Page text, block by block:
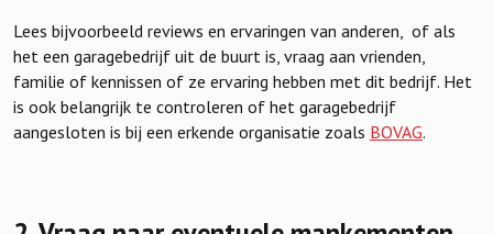
Lees bijvoorbeeld reviews en ervaringen van anderen, of als
het een garagebedrijf uit de buurt is, vraag aan vrienden,
familie of kennissen of ze ervaring hebben met dit bedrijf. Het
is ook belangrijk te controleren of het garagebedrijf
aangesloten is bij een erkende organisatie zoals BOVAG.